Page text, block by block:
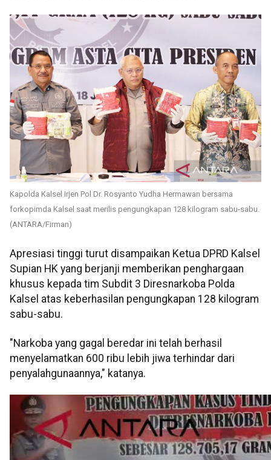
Kapolda Kalsel Irjen Pol Dr. Rosyanto Yudha Hermawan bersama
forkopimda Kalsel saat merilis pengungkapan 128 kilogram sabu-sabu.
(ANTARA/Firman)
Apresiasi tinggi turut disampaikan Ketua DPRD Kalsel
Supian HK yang berjanji memberikan penghargaan
khusus kepada tim Subdit 3 Diresnarkoba Polda
Kalsel atas keberhasilan pengungkapan 128 kilogram
sabu-sabu.
"Narkoba yang gagal beredar ini telah berhasil
menyelamatkan 600 ribu lebih jiwa terhindar dari
penyalahgunaannya," katanya.